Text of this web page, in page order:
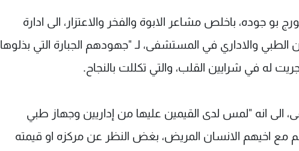
جوده، باخلص مشاعر الابوة والفخر والاعتزار، الى ادارة
والاداري في المستشفى، لـ "جهودهم الجبارة التي بذلوها
له في شرايين القلب، والتي تكللت بالنجاح.
انه "لمس لدى القيمين عليها من إداريين وجهاز طبي
مع اخيهم الانسان المريض، بغض النظر عن مركزه او قيمته